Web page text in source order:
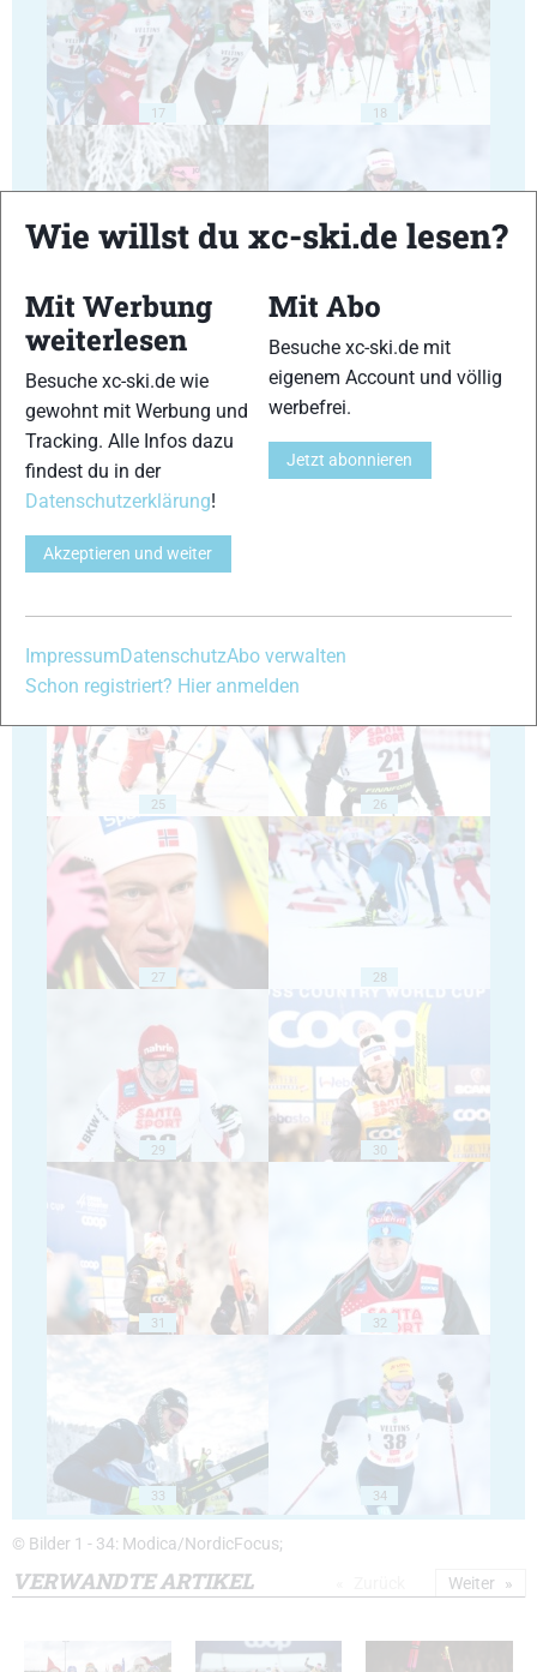
17 18
22
25 26
27 28
29 30
31 32
33 34
© Bilder 1 - 34: Modica/NordicFocus;
VERWANDTE ARTIKEL Weiter
Wie willst du xc-ski.de lesen?
Mit Werbung
weiterlesen
Besuche xc-ski.de wie
gewohnt mit Werbung und
Tracking. Alle Infos dazu
findest du in der
Datenschutzerklärung!
Akzeptieren und weiter
Mit Abo
Besuche xc-ski.de mit
eigenem Account und völlig
werbefrei.
Jetzt abonnieren
ImpressumDatenschutzAbo verwalten
Schon registriert? Hier anmelden